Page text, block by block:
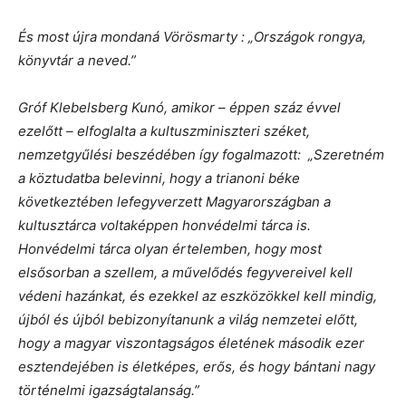
És most újra mondaná Vörösmarty : „Országok rongya,
könyvtár a neved.”
Gróf Klebelsberg Kunó, amikor – éppen száz évvel
ezelőtt – elfoglalta a kultuszminiszteri széket,
nemzetgyűlési beszédében így fogalmazott: „Szeretném
a köztudatba belevinni, hogy a trianoni béke
következtében lefegyverzett Magyarországban a
kultusztárca voltaképpen honvédelmi tárca is.
Honvédelmi tárca olyan értelemben, hogy most
elsősorban a szellem, a művelődés fegyvereivel kell
védeni hazánkat, és ezekkel az eszközökkel kell mindig,
újból és újból bebizonyítanunk a világ nemzetei előtt,
hogy a magyar viszontagságos életének második ezer
esztendejében is életképes, erős, és hogy bántani nagy
történelmi igazságtalanság.”